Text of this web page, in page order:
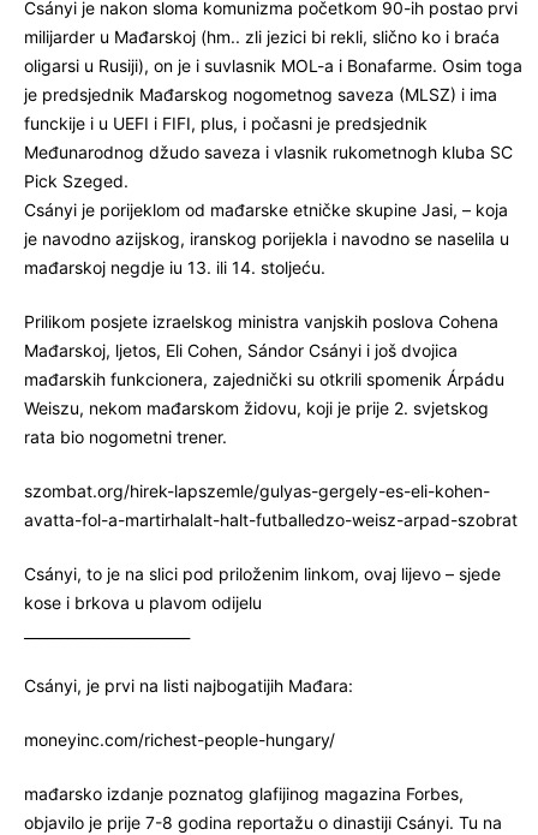
Csányi je nakon sloma komunizma početkom 90-ih postao prvi
milijarder u Mađarskoj (hm.. zli jezici bi rekli, slično ko i braća
oligarsi u Rusiji), on je i suvlasnik MOL-a i Bonafarme. Osim toga
je predsjednik Mađarskog nogometnog saveza (MLSZ) i ima
funckije i u UEFI i FIFI, plus, i počasni je predsjednik
Međunarodnog džudo saveza i vlasnik rukometnogh kluba SC
Pick Szeged.
Csányi je porijeklom od mađarske etničke skupine Jasi, – koja
je navodno azijskog, iranskog porijekla i navodno se naselila u
mađarskoj negdje iu 13. ili 14. stoljeću.
Prilikom posjete izraelskog ministra vanjskih poslova Cohena
Mađarskoj, ljetos, Eli Cohen, Sándor Csányi i još dvojica
mađarskih funkcionera, zajednički su otkrili spomenik Árpádu
Weiszu, nekom mađarskom židovu, koji je prije 2. svjetskog
rata bio nogometni trener.
szombat.org/hirek-lapszemle/gulyas-gergely-es-eli-kohen-
avatta-fol-a-martirhalalt-halt-futballedzo-weisz-arpad-szobrat
Csányi, to je na slici pod priloženim linkom, ovaj lijevo – sjede
kose i brkova u plavom odijelu
Csányi, je prvi na listi najbogatijih Mađara:
moneyinc.com/richest-people-hungary/
mađarsko izdanje poznatog glafijinog magazina Forbes,
objavilo je prije 7-8 godina reportažu o dinastiji Csányi. Tu na